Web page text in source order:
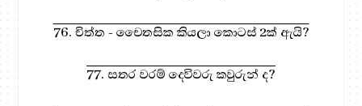
76. චිත්ත - චෛතසික කියලා කොටස් 2ක් ඇයි?
77. සතර වරම් දෙවිවරු කවුරුන් ද?